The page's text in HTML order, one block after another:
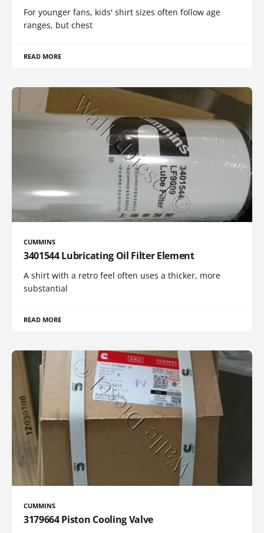
For younger fans, kids' shirt sizes often follow age
ranges, but chest
READ MORE
CUMMINS
3401544 Lubricating Oil Filter Element
A shirt with a retro feel often uses a thicker, more
substantial
READ MORE
CUMMINS
3179664 Piston Cooling Valve